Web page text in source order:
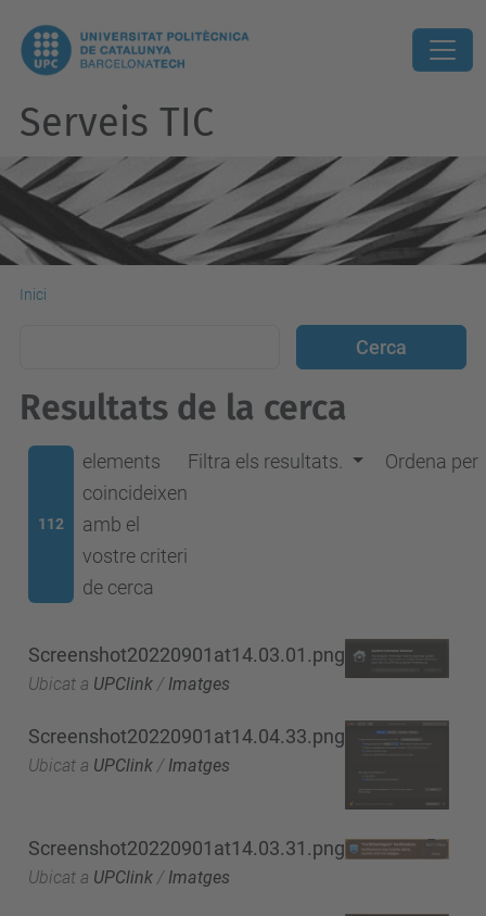
Serveis TIC
Inici
Resultats de la cerca
112
elements
coincideixen
amb el
vostre criteri
de cerca
Filtra els resultats. Ordena per
Screenshot20220901at14.03.01.png
Ubicat a UPClink / Imatges
Screenshot20220901at14.04.33.png
Ubicat a UPClink / Imatges
Screenshot20220901at14.03.31.png
Ubicat a UPClink / Imatges